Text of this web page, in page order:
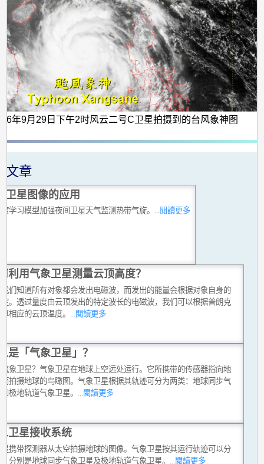
年9月29日下午2时风云二号C卫星拍摄到的台风象神图
文章
卫星图像的应用
学习模型加强夜间卫星天气监测热带气旋。 ...閱讀更多
利用气象卫星测量云顶高度？
们知道所有对象都会发出电磁波，而发出的能量会根据对象自身的
。透过量度由云顶发出的特定波长的电磁波，我们可以根据普朗克
相应的云顶温度。
...閱讀更多
是「气象卫星」？
象卫星？气象卫星在地球上空远处运行。它所携带的传感器指向地
拍摄地球的鸟瞰图。气象卫星根据其轨迹可分为两类：地球同步气
极地轨道气象卫星。 ...閱讀更多
卫星接收系统
携带探测器从太空拍摄地球的图像。气象卫星按其运行轨迹可以分
分别是地球同步气象卫星及极地轨道气象卫星。
...閱讀更多